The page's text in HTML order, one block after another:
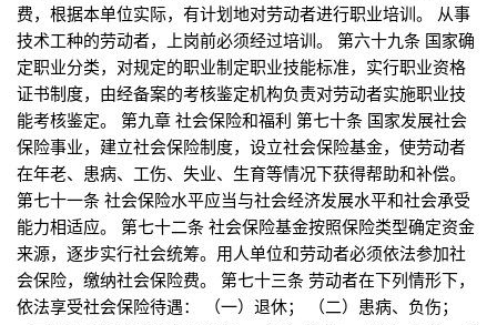
费，根据本单位实际，有计划地对劳动者进行职业培训。 从事
技术工种的劳动者，上岗前必须经过培训。 第六十九条 国家确
定职业分类，对规定的职业制定职业技能标准，实行职业资格
证书制度，由经备案的考核鉴定机构负责对劳动者实施职业技
能考核鉴定。 第九章 社会保险和福利 第七十条 国家发展社会
保险事业，建立社会保险制度，设立社会保险基金，使劳动者
在年老、患病、工伤、失业、生育等情况下获得帮助和补偿。
第七十一条 社会保险水平应当与社会经济发展水平和社会承受
能力相适应。 第七十二条 社会保险基金按照保险类型确定资金
来源，逐步实行社会统筹。用人单位和劳动者必须依法参加社
会保险，缴纳社会保险费。 第七十三条 劳动者在下列情形下，
依法享受社会保险待遇： （一）退休； （二）患病、负伤；